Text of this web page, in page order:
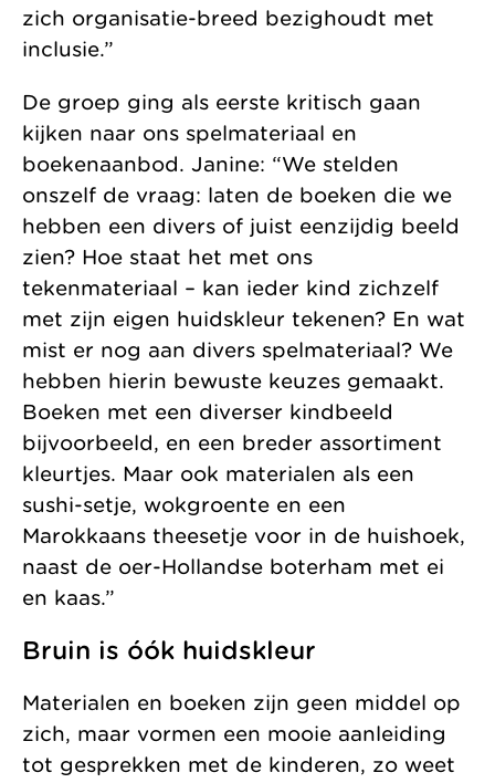
zich organisatie-breed bezighoudt met
inclusie.”
De groep ging als eerste kritisch gaan
kijken naar ons spelmateriaal en
boekenaanbod. Janine: “We stelden
onszelf de vraag: laten de boeken die we
hebben een divers of juist eenzijdig beeld
zien? Hoe staat het met ons
tekenmateriaal – kan ieder kind zichzelf
met zijn eigen huidskleur tekenen? En wat
mist er nog aan divers spelmateriaal? We
hebben hierin bewuste keuzes gemaakt.
Boeken met een diverser kindbeeld
bijvoorbeeld, en een breder assortiment
kleurtjes. Maar ook materialen als een
sushi-setje, wokgroente en een
Marokkaans theesetje voor in de huishoek,
naast de oer-Hollandse boterham met ei
en kaas.”
Bruin is óók huidskleur
Materialen en boeken zijn geen middel op
zich, maar vormen een mooie aanleiding
tot gesprekken met de kinderen, zo weet